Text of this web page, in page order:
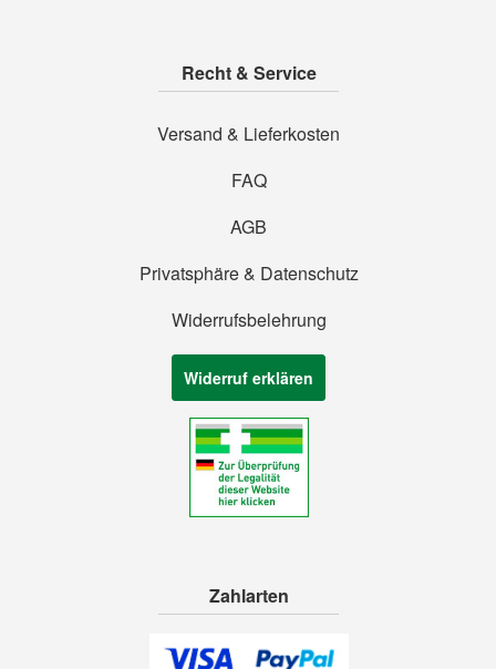
Recht & Service
Versand & Lieferkosten
FAQ
AGB
Privatsphäre & Datenschutz
Widerrufsbelehrung
Widerruf erklären
Zahlarten